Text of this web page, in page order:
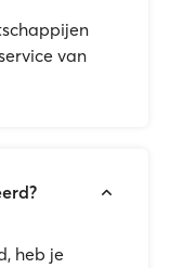
van
heb je